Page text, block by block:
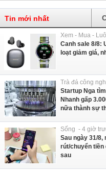
Tin mới nhất
Xem - Mua -
Canh sale 8/8:
loạt giảm giá,
Trà đá công
Startup Nga
Nhanh gấp
nữa thành sự
Sống - 4 giờ
Sau ngày 31/8,
rút/chuyển
sau